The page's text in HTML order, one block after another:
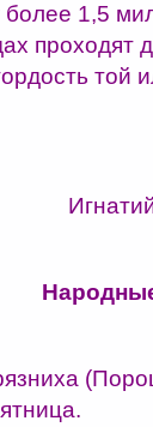
более 1,5
проходят
той